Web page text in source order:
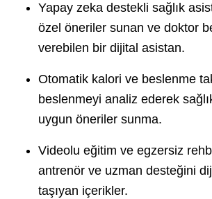
Yapay zeka destekli sağlık
özel öneriler sunan ve doktor
verebilen bir dijital asistan.
Otomatik kalori ve beslenme
beslenmeyi analiz ederek
uygun öneriler sunma.
Videolu eğitim ve egzersiz
antrenör ve uzman desteğini
taşıyan içerikler.